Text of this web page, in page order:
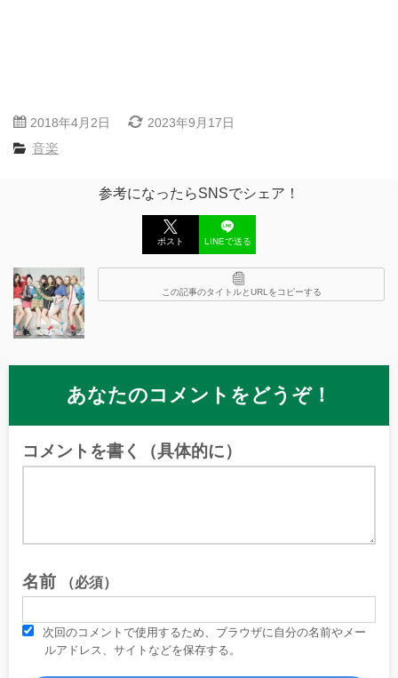
2018年4月2日 2023年9月17日
音楽
参考になったらSNSでシェア！
ポスト LINEで送る
この記事のタイトルとURLをコピーする
あなたのコメントをどうぞ！
コメントを書く（具体的に）
名前 （必須）
次回のコメントで使用するため、ブラウザに自分の名前やメー
ルアドレス、サイトなどを保存する。